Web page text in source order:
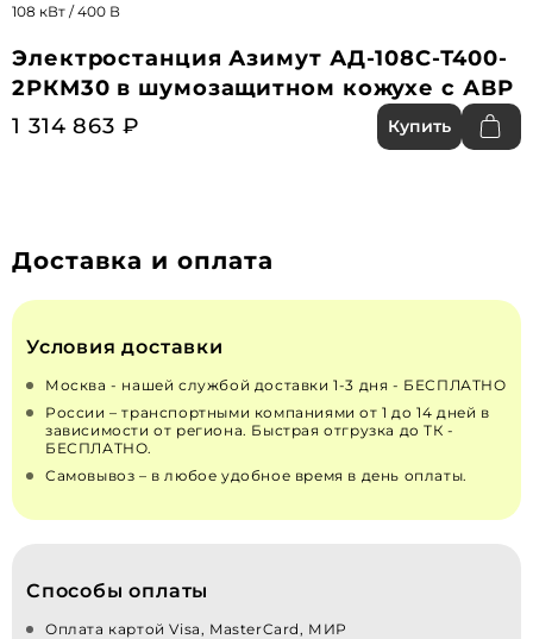
108 кВт / 400 В
Электростанция Азимут АД-108С-Т400-
2РКМ30 в шумозащитном кожухе с АВР
1 314 863 ₽
Купить
Доставка и оплата
Условия доставки
Москва - нашей службой доставки 1-3 дня - БЕСПЛАТНО
России – транспортными компаниями от 1 до 14 дней в
зависимости от региона. Быстрая отгрузка до ТК -
БЕСПЛАТНО.
Самовывоз – в любое удобное время в день оплаты.
Способы оплаты
Оплата картой Visa, MasterCard, МИР